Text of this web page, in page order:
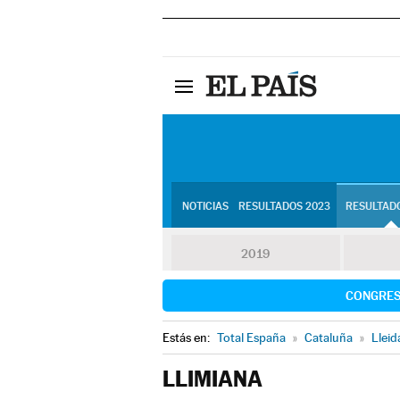
NOTICIAS RESULTADOS 2023
2019
Estás en: Total España » Cataluña »
LLIMIANA